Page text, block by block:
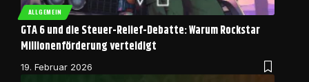
ALLGEMEIN
GTA 6 und die Steuer-Relief-Debatte: Warum Rockstar
Millionenförderung verteidigt
19. Februar 2026